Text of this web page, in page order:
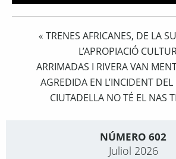
« TRENES AFRICANES, DE LA
L’APROPIACIÓ
ARRIMADAS I RIVERA VAN
AGREDIDA EN L’INCIDENT DEL
CIUTADELLA NO TÉ EL NAS
NÚMERO 602
Juliol 2026